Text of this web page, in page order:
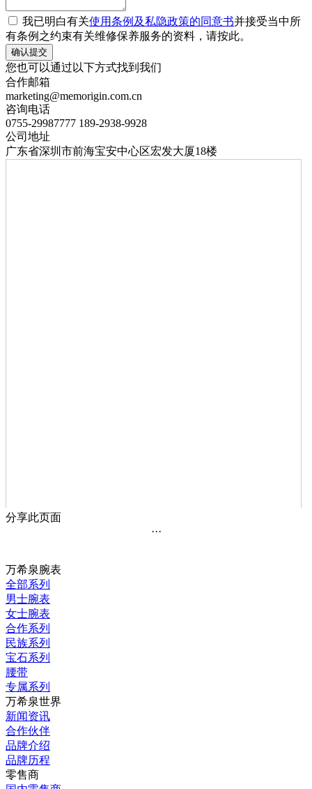
我已明白有关使用条例及私隐政策的同意书并接受当中所
有条例之约束有关维修保养服务的资料，请按此。
您也可以通过以下方式找到我们
合作邮箱
marketing@memorigin.com.cn
咨询电话
0755-29987777 189-2938-9928
公司地址
广东省深圳市前海宝安中心区宏发大厦18楼
分享此页面
···
万希泉腕表
全部系列
男士腕表
女士腕表
合作系列
民族系列
宝石系列
腰带
专属系列
万希泉世界
新闻资讯
合作伙伴
品牌介绍
品牌历程
零售商